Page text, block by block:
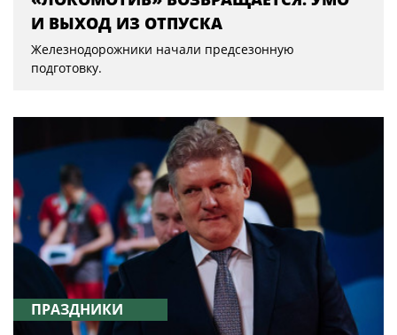
И ВЫХОД ИЗ ОТПУСКА
Железнодорожники начали предсезонную
подготовку.
ПРАЗДНИКИ